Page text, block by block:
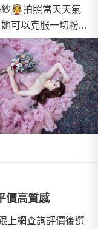
👰拍照當天天氣
可以克服一切粉紅
舞著棚內拍攝的一
價高質感
上網查詢評價後選